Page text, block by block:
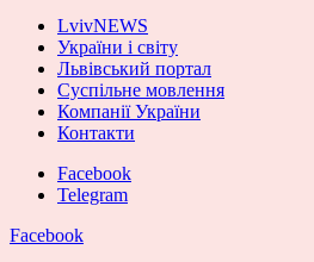
LvivNEWS
України і світу
Львівський портал
Суспільне мовлення
Компанії України
Контакти
Facebook
Telegram
Facebook